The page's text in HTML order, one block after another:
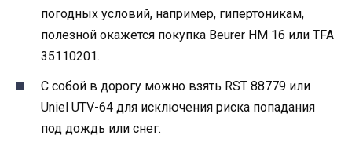
погодных условий, например, гипертоникам,
полезной окажется покупка Beurer HM 16 или TFA
35110201.
С собой в дорогу можно взять RST 88779 или
Uniel UTV-64 для исключения риска попадания
под дождь или снег.